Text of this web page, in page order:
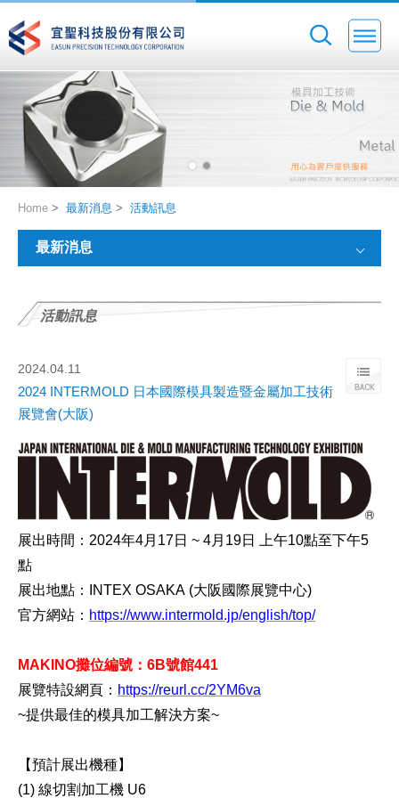
Home > 最新消息 > 活動訊息
最新消息
活動訊息
2024.04.11
2024 INTERMOLD 日本國際模具製造暨金屬加工技術
展覽會(大阪)
展出時間：2024年4月17日 ~ 4月19日 上午10點至下午5
點
展出地點：INTEX OSAKA (大阪國際展覽中心)
官方網站： https://www.intermold.jp/english/top/
MAKINO攤位編號：6B號館441
展覽特設網頁： https://reurl.cc/2YM6va
~提供最佳的模具加工解決方案~
【預計展出機種】
(1) 線切割加工機 U6